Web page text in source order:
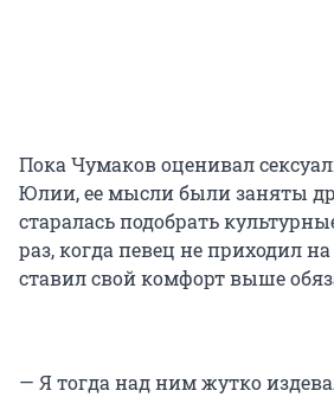
Пока Чумаков оценивал
Юлии, ее мысли были заняты
старалась подобрать
раз, когда певец не приходил
ставил свой комфорт выше
— Я тогда над ним жутко